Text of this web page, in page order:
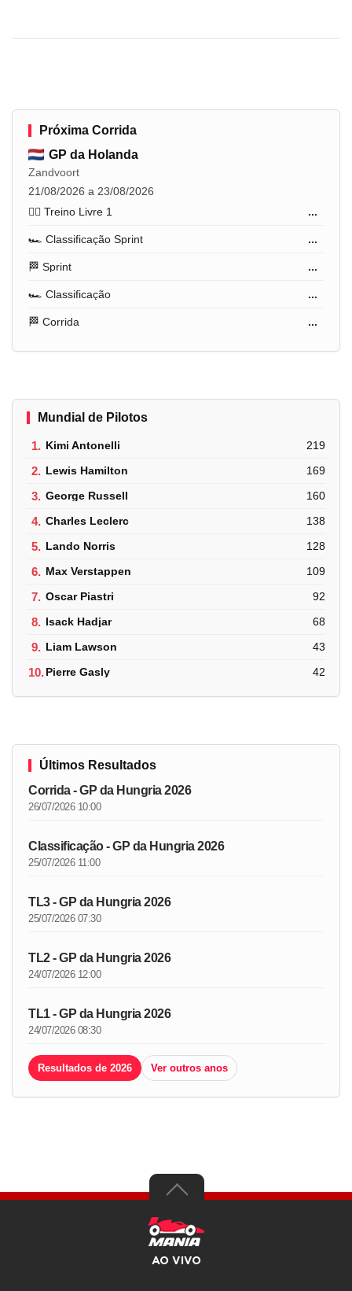
Próxima Corrida
GP da Holanda
Zandvoort
21/08/2026 a 23/08/2026
🏋️‍♂️ Treino Livre 1
...
🏎️ Classificação Sprint ...
🏁 Sprint ...
🏎️ Classificação ...
🏁 Corrida ...
Mundial de Pilotos
1. Kimi Antonelli 219
2. Lewis Hamilton 169
3. George Russell 160
4. Charles Leclerc 138
5. Lando Norris 128
6. Max Verstappen 109
7. Oscar Piastri 92
8. Isack Hadjar 68
9. Liam Lawson 43
10.Pierre Gasly 42
Últimos Resultados
Corrida - GP da Hungria 2026
26/07/2026 10:00
Classificação - GP da Hungria 2026
25/07/2026 11:00
TL3 - GP da Hungria 2026
25/07/2026 07:30
TL2 - GP da Hungria 2026
24/07/2026 12:00
TL1 - GP da Hungria 2026
24/07/2026 08:30
Resultados de 2026 Ver outros anos
AO VIVO